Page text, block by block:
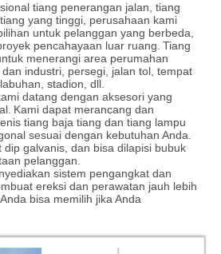
tiang penerangan jalan, tiang
yang tinggi, perusahaan kami
untuk pelanggan yang berbeda,
pencahayaan luar ruang. Tiang
menerangi area perumahan
industri, persegi, jalan tol, tempat
stadion, dll.
datang dengan aksesori yang
Kami dapat merancang dan
tiang baja tiang dan tiang lampu
sesuai dengan kebutuhan Anda.
galvanis, dan bisa dilapisi bubuk
pelanggan.
sistem pengangkat dan
ereksi dan perawatan jauh lebih
Anda bisa memilih jika Anda